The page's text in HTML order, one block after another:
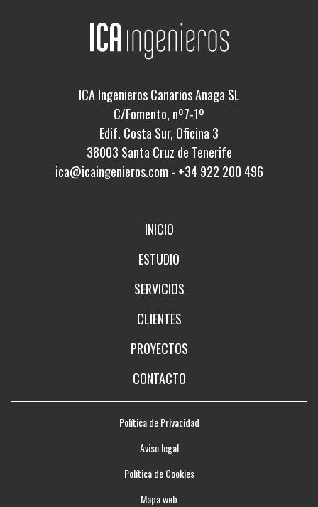
ICA Ingenieros Canarios Anaga SL
C/Fomento, nº7-1º
Edif. Costa Sur, Oficina 3
38003 Santa Cruz de Tenerife
ica@icaingenieros.com - +34 922 200 496
INICIO
ESTUDIO
SERVICIOS
CLIENTES
PROYECTOS
CONTACTO
Política de Privacidad
Aviso legal
Política de Cookies
Mapa web